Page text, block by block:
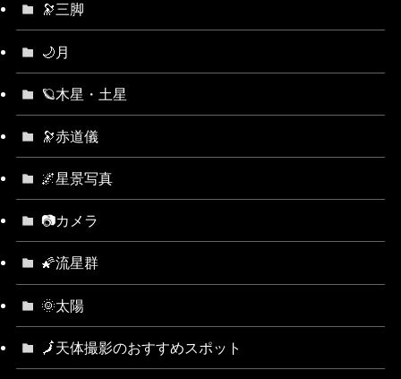
🔭三脚
🌙月
🪐木星・土星
🔭赤道儀
🌌星景写真
📷カメラ
🌠流星群
🌞太陽
🗾天体撮影のおすすめスポット